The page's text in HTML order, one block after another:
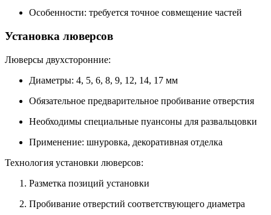
Особенности: требуется точное совмещение частей
Установка люверсов
Люверсы двухсторонние:
Диаметры: 4, 5, 6, 8, 9, 12, 14, 17 мм
Обязательное предварительное пробивание отверстия
Необходимы специальные пуансоны для развальцовки
Применение: шнуровка, декоративная отделка
Технология установки люверсов:
Разметка позиций установки
Пробивание отверстий соответствующего диаметра